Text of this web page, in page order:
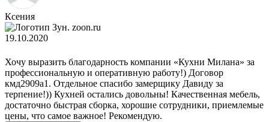
Ксения
zoon.ru
19.10.2020
Хочу выразить благодарность компании «Кухни Милана» за
профессиональную и оперативную работу!) Договор
кмд2909а1. Отдельное спасибо замерщику Давиду за
терпение!)) Кухней остались довольны! Качественная мебель,
достаточно быстрая сборка, хорошие сотрудники, приемлемые
цены, что самое важное! Рекомендую.